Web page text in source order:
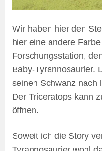
Wir haben hier den
hier eine andere
Forschungsstation,
Baby-Tyrannosaurier.
seinen Schwanz nach
Der Triceratops kann
öffnen.
Soweit ich die Story